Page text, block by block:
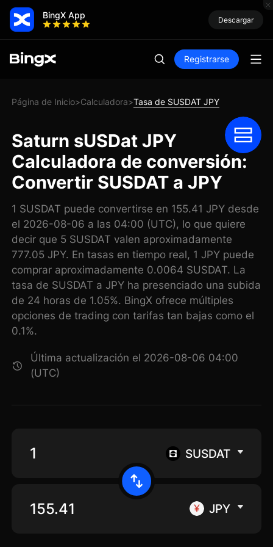
BingX App Descargar
Registrarse
Página de Inicio>Calculadora>Tasa de SUSDAT JPY
Saturn sUSDat JPY
Calculadora de conversión:
Convertir SUSDAT a JPY
1 SUSDAT puede convertirse en 155.41 JPY desde
el 2026-08-06 a las 04:00 (UTC), lo que quiere
decir que 5 SUSDAT valen aproximadamente
777.05 JPY. En tasas en tiempo real, 1 JPY puede
comprar aproximadamente 0.0064 SUSDAT. La
tasa de SUSDAT a JPY ha presenciado una subida
de 24 horas de 1.05%. BingX ofrece múltiples
opciones de trading con tarifas tan bajas como el
0.1%.
Última actualización el 2026-08-06 04:00
(UTC)
SUSDAT
JPY